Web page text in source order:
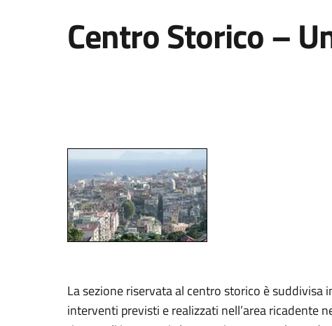
Centro Storico –
La sezione riservata al centro storico è
interventi previsti e realizzati nell’area ricadente